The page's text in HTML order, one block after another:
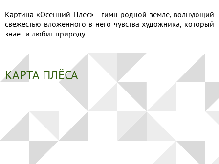
Картина «Осенний Плёс» - гимн родной земле, волнующий
свежестью вложенного в него чувства художника, который
знает и любит природу.
КАРТА ПЛЁСА